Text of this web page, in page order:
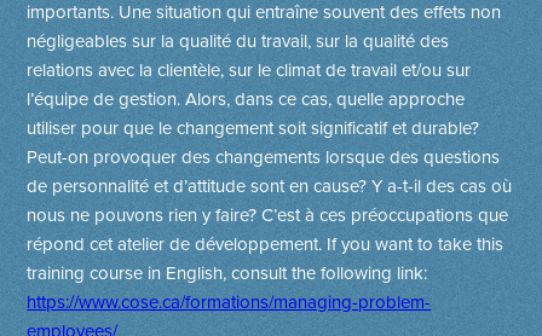
importants. Une situation qui entraîne souvent des effets non
négligeables sur la qualité du travail, sur la qualité des
relations avec la clientèle, sur le climat de travail et/ou sur
l’équipe de gestion. Alors, dans ce cas, quelle approche
utiliser pour que le changement soit significatif et durable?
Peut-on provoquer des changements lorsque des questions
de personnalité et d’attitude sont en cause? Y a-t-il des cas où
nous ne pouvons rien y faire? C’est à ces préoc­cupations que
répond cet atelier de développement. If you want to take this
training course in English, consult the following link:
https://www.cose.ca/formations/managing-problem-
employees/